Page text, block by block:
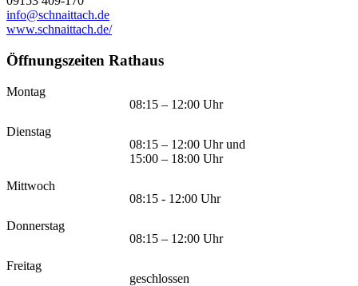
info@schnaittach.de
www.schnaittach.de/
Öffnungszeiten Rathaus
Montag
08:15 – 12:00 Uhr
Dienstag
08:15 – 12:00 Uhr und
15:00 – 18:00 Uhr
Mittwoch
08:15 - 12:00 Uhr
Donnerstag
08:15 – 12:00 Uhr
Freitag
geschlossen